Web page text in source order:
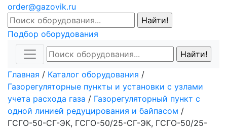
order@gazovik.ru
Подбор оборудования
Главная / Каталог оборудования /
Газорегуляторные пункты и установки с узлами
учета расхода газа / Газорегуляторный пункт с
одной линией редуцирования и байпасом /
ГСГО-50-СГ-ЭК, ГСГО-50/25-СГ-ЭК, ГСГО-50/25-